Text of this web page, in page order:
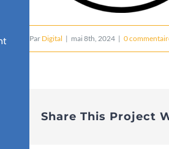
Par Digital | mai 8th, 2024 | 0
Share This Project